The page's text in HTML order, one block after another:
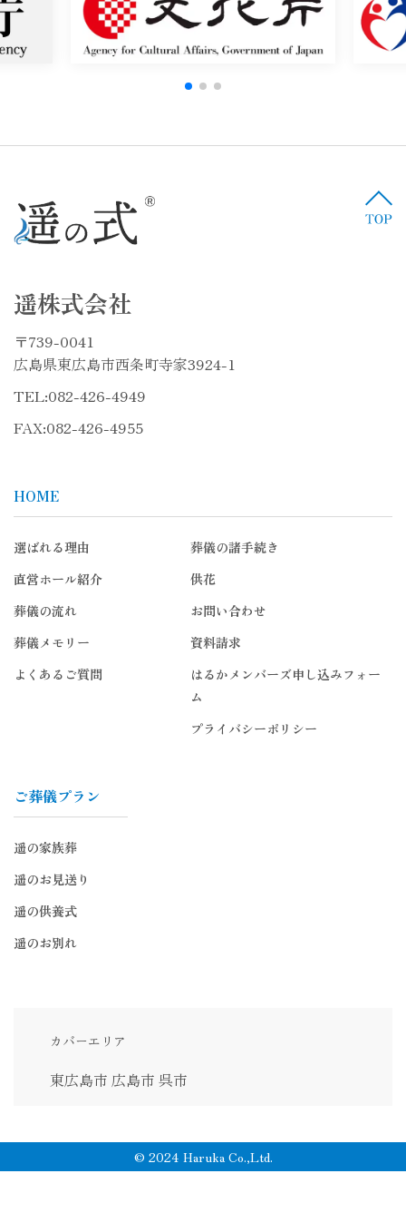
遥株式会社
〒739-0041
広島県東広島市西条町寺家3924-1
TEL:082-426-4949
FAX:082-426-4955
HOME
選ばれる理由
直営ホール紹介
葬儀の流れ
葬儀メモリー
よくあるご質問
葬儀の諸手続き
供花
お問い合わせ
資料請求
はるかメンバーズ申し込みフォー
ム
プライバシーポリシー
ご葬儀プラン
遥の家族葬
遥のお見送り
遥の供養式
遥のお別れ
カバーエリア
東広島市 広島市 呉市
© 2024 Haruka Co.,Ltd.